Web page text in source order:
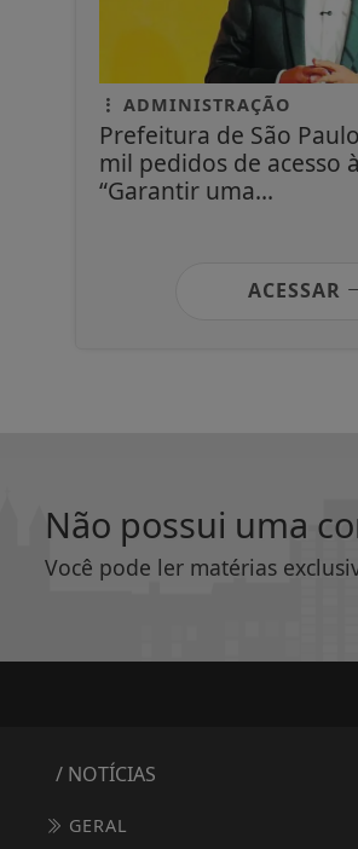
ADMINISTRAÇÃO
Prefeitura de São
mil pedidos de acesso
“Garantir uma...
ACESSAR
Não possui uma
Você pode ler matérias
/ NOTÍCIAS
GERAL